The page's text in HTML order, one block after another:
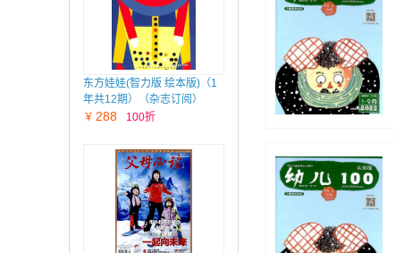
东方娃娃(智力版 绘本版)（1
年共12期）（杂志订阅）
￥ 288 100折